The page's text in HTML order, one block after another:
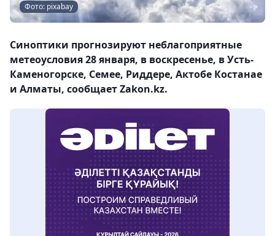
Фото: pixabay
Синоптики прогнозируют неблагоприятные
метеоусловия 28 января, в воскресенье, в Усть-
Каменогорске, Семее, Риддере, Актобе Костанае
и Алматы, сообщает Zakon.kz.